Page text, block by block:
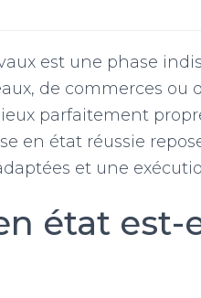
est une phase
de commerces ou
parfaitement
en état réussie
et une
état est-